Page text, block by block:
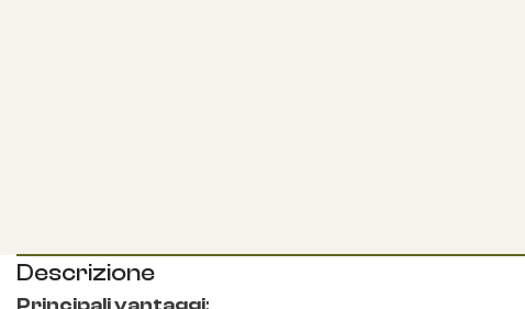
Descrizione